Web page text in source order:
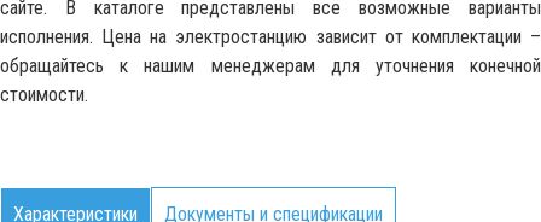
сайте. В каталоге представлены все возможные варианты
исполнения. Цена на электростанцию зависит от комплектации –
обращайтесь к нашим менеджерам для уточнения конечной
стоимости.
Характеристики Документы и спецификации